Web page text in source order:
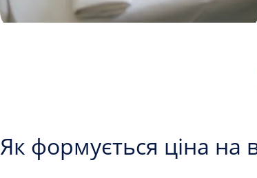
Як формується ціна на